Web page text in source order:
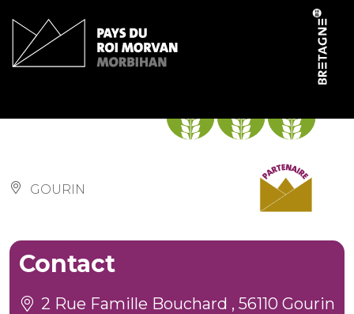
GOURIN
Contact
2 Rue Famille Bouchard , 56110 Gourin